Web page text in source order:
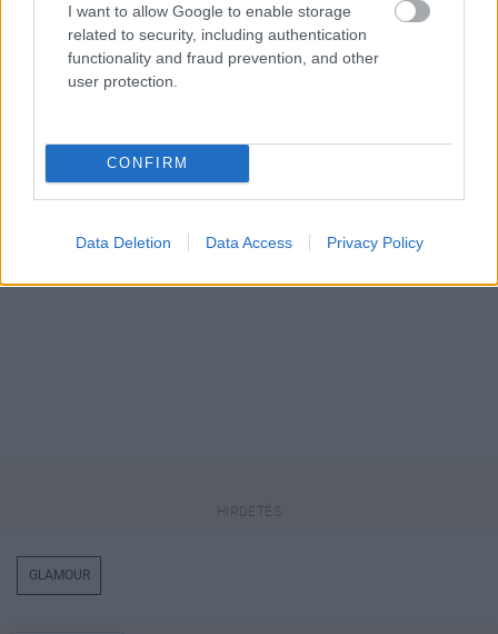
I want to allow Google to enable storage
related to security, including authentication
functionality and fraud prevention, and other
user protection.
CONFIRM
Data Deletion Data Access Privacy Policy
Itt állíthatod be, hogy a Google
glamour.hu cikkeit
GLAMOUR